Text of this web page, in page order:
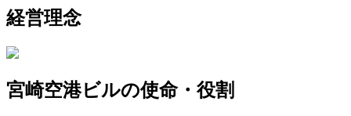
経営理念
宮崎空港ビルの使命・役割